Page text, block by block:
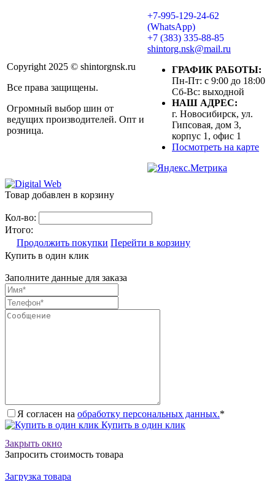
Copyright 2025 © shintorgnsk.ru
Все права защищены.
Огромный выбор шин от
ведущих производителей. Опт и
розница.
+7-995-129-24-62
(WhatsApp)
+7 (383) 335-88-85
shintorg.nsk@mail.ru
ГРАФИК РАБОТЫ:
Пн-Пт: с 9:00 до 18:00
Сб-Вс: выходной
НАШ АДРЕС:
г. Новосибирск, ул.
Гипсовая, дом 3,
корпус 1, офис 1
Посмотреть на карте
Товар добавлен в корзину
Кол-во:
Итого:
Продолжить покупки Перейти в корзину
Купить в один клик
Заполните данные для заказа
Я согласен на обработку персональных данных.*
Купить в один клик
Закрыть окно
Запросить стоимость товара
Загрузка товара